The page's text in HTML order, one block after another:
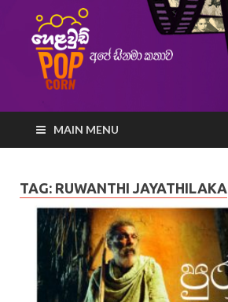
MAIN MENU
TAG: RUWANTHI JAYATHILAKA